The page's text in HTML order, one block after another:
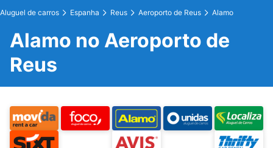
Aluguel de carros Espanha Reus Aeroporto de Reus Alamo
Alamo no Aeroporto de
Reus